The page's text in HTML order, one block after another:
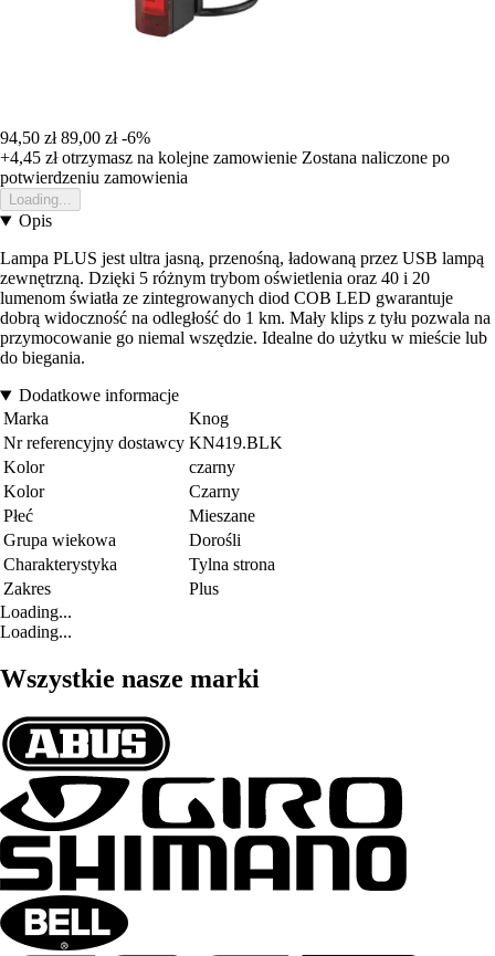
94,50 zł 89,00 zł -6%
+4,45 złotrzymasz na kolejne zamowienie Zostana naliczone po
potwierdzeniu zamowienia
Loading...
Opis
Lampa PLUS jest ultra jasną, przenośną, ładowaną przez USB lampą
zewnętrzną. Dzięki 5 różnym trybom oświetlenia oraz 40 i 20
lumenom światła ze zintegrowanych diod COB LED gwarantuje
dobrą widoczność na odległość do 1 km. Mały klips z tyłu pozwala na
przymocowanie go niemal wszędzie. Idealne do użytku w mieście lub
do biegania.
Dodatkowe informacje
Marka
Knog
Nr referencyjny dostawcy KN419.BLK
Kolor
czarny
Kolor
Czarny
Płeć
Mieszane
Grupa wiekowa
Dorośli
Charakterystyka
Tylna strona
Zakres
Plus
Loading...
Loading...
Wszystkie nasze marki